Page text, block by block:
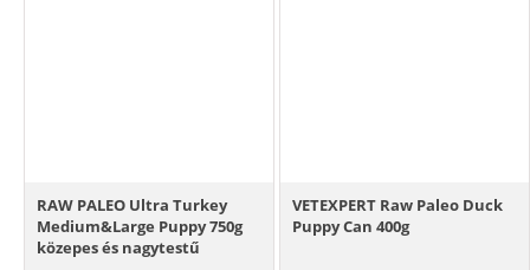
RAW PALEO Ultra Turkey
Medium&Large Puppy 750g
közepes és nagytestű
VETEXPERT Raw Paleo Duck
Puppy Can 400g